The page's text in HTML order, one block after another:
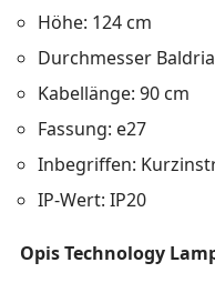
Höhe: 124 cm
Durchmesser
Kabellänge: 90 cm
Fassung: e27
Inbegriffen:
IP-Wert: IP20
Opis Technology